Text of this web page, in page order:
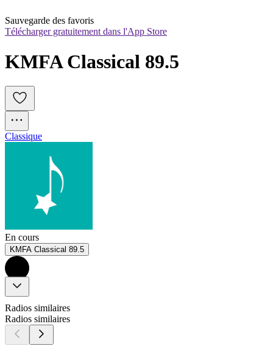
Sauvegarde des favoris
Télécharger gratuitement dans l'App Store
KMFA Classical 89.5
Classique
En cours
KMFA Classical 89.5
Radios similaires
Radios similaires